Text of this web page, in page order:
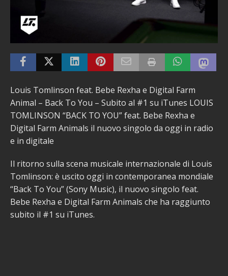
Louis Tomlinson feat. Bebe Rexha e Digital Farm
Animal – Back To You – Subito al #1 su iTunes LOUIS
TOMLINSON “BACK TO YOU” feat. Bebe Rexha e
Digital Farm Animals il nuovo singolo da oggi in radio
e in digitale
Il ritorno sulla scena musicale internazionale di Louis
Tomlinson: è uscito oggi in contemporanea mondiale
“Back To You” (Sony Music), il nuovo singolo feat.
Bebe Rexha e Digital Farm Animals che ha raggiunto
subito il #1 su iTunes.